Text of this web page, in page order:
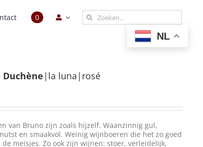
0
Zoeken
naar:
NL
Duchène |la luna|rosé
van Bruno zijn zoals hijzelf. Waanzinnig gul,
en smaakvol. Weinig wijnboeren die het zo goed
de meisjes. Zo ook zijn wijnen: stoer, verleidelijk,